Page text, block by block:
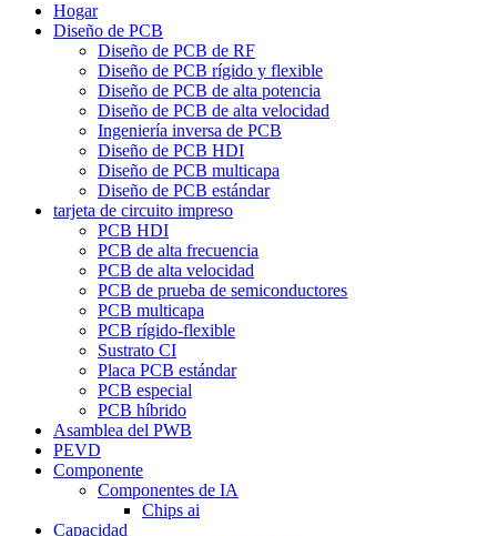
Hogar
Diseño de PCB
Diseño de PCB de RF
Diseño de PCB rígido y flexible
Diseño de PCB de alta potencia
Diseño de PCB de alta velocidad
Ingeniería inversa de PCB
Diseño de PCB HDI
Diseño de PCB multicapa
Diseño de PCB estándar
tarjeta de circuito impreso
PCB HDI
PCB de alta frecuencia
PCB de alta velocidad
PCB de prueba de semiconductores
PCB multicapa
PCB rígido-flexible
Sustrato CI
Placa PCB estándar
PCB especial
PCB híbrido
Asamblea del PWB
PEVD
Componente
Componentes de IA
Chips ai
Capacidad